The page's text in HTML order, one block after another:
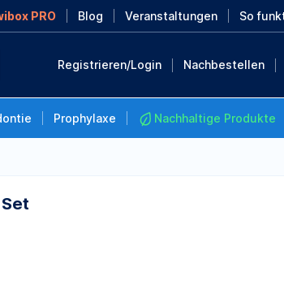
PRO Blog Veranstaltungen So
Registrieren/Login Nachbestellen
Prophylaxe Nachhaltige Produkte